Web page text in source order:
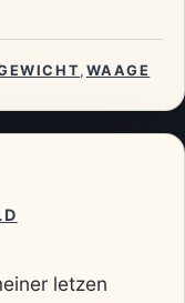
, WAAGE
letzen